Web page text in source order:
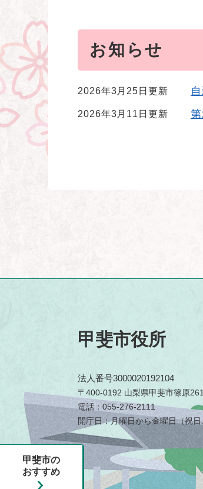
お知らせ
2026年3月25日更新
2026年3月11日更新
甲斐市役所
法人番号3000020192104
〒400-0192 山梨県甲斐市篠原
電話：055-276-2111
開庁日：月曜日から金曜日（祝
甲斐市の
おすすめ